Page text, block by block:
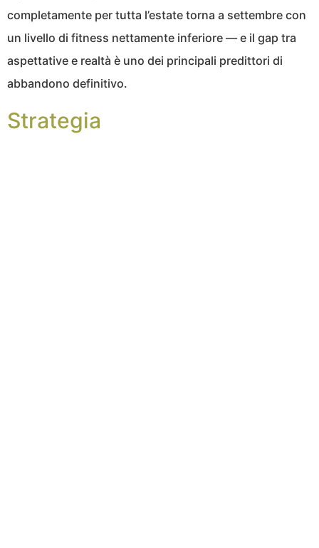
completamente per tutta l’estate torna a settembre con
un livello di fitness nettamente inferiore — e il gap tra
aspettative e realtà è uno dei principali predittori di
abbandono definitivo.
Strategia